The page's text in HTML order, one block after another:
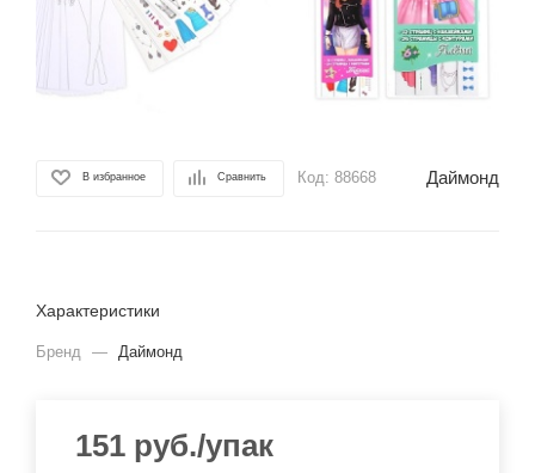
В избранное Сравнить Код: 88668 Даймонд
Характеристики
Бренд — Даймонд
151 руб./упак